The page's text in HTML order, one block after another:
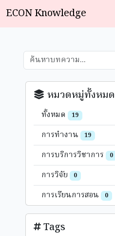
ECON Knowledge
หมวดหมู่ทั้งหมด
ทั้งหมด 19
การทำงาน 19
การบริการวิชาการ 0
การวิจัย 0
การเรียนการสอน 0
Tags